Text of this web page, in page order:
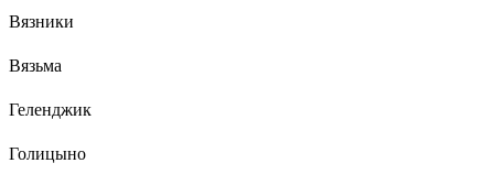
Вязники
Вязьма
Геленджик
Голицыно